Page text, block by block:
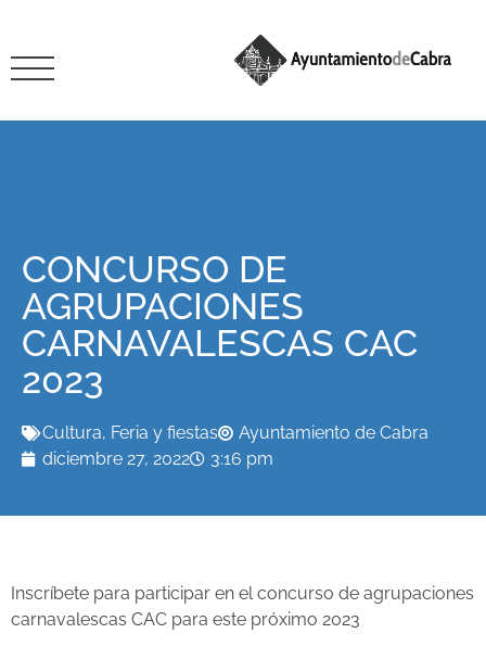
CONCURSO DE
AGRUPACIONES
CARNAVALESCAS CAC
2023
Cultura, Feria y fiestas
Ayuntamiento de Cabra
diciembre 27, 2022
3:16 pm
Inscríbete para participar en el concurso de agrupaciones
carnavalescas CAC para este próximo 2023